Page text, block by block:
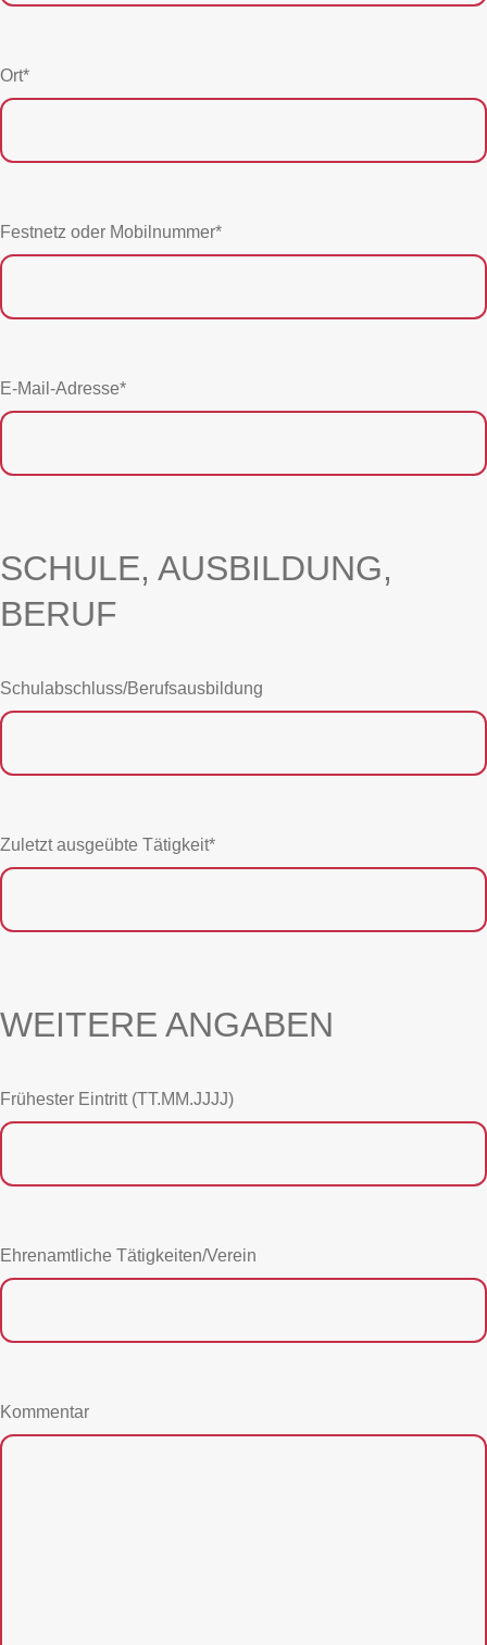
Ort*
Festnetz oder Mobilnummer*
E-Mail-Adresse*
SCHULE, AUSBILDUNG,
BERUF
Schulabschluss/Berufsausbildung
Zuletzt ausgeübte Tätigkeit*
WEITERE ANGABEN
Frühester Eintritt (TT.MM.JJJJ)
Ehrenamtliche Tätigkeiten/Verein
Kommentar